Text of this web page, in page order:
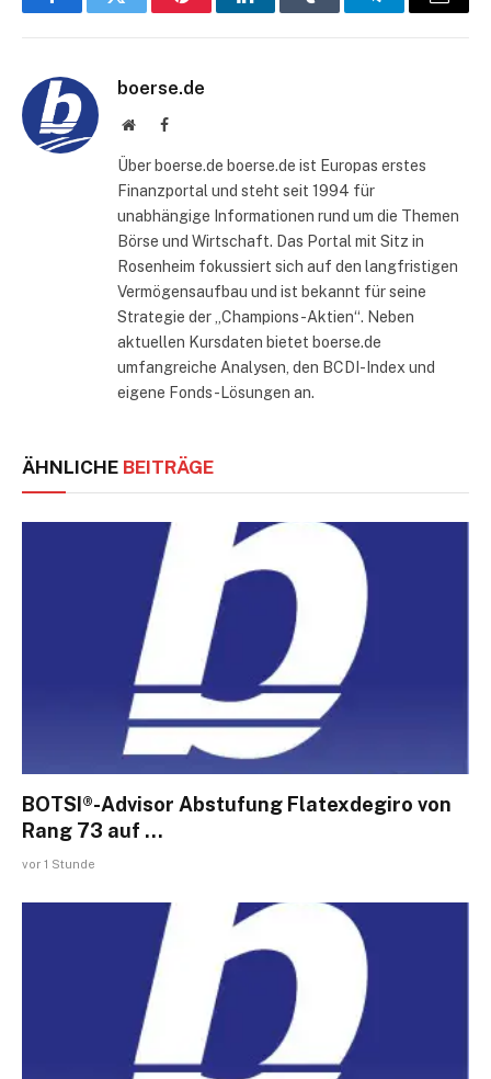
FacebookTwitter PinterestLinkedInTumblr TelegramE-
boerse.de
WebsiteFacebook
Über boerse.de boerse.de ist Europas erstes
Finanzportal und steht seit 1994 für
unabhängige Informationen rund um die Themen
Börse und Wirtschaft. Das Portal mit Sitz in
Rosenheim fokussiert sich auf den langfristigen
Vermögensaufbau und ist bekannt für seine
Strategie der „Champions-Aktien“. Neben
aktuellen Kursdaten bietet boerse.de
umfangreiche Analysen, den BCDI-Index und
eigene Fonds-Lösungen an.
ÄHNLICHE BEITRÄGE
BOTSI®-Advisor Abstufung Flatexdegiro von
Rang 73 auf …
vor 1 Stunde